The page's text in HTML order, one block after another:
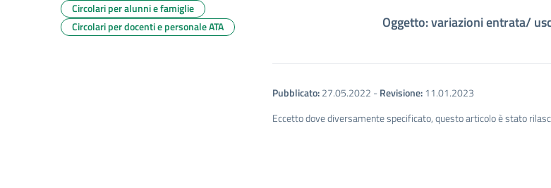
Oggetto: variazioni entrata/
Pubblicato:27.05.2022 -Revisione:11.01.2023
Eccetto dove diversamente specificato, questo articolo è stato
Circolari per alunni e famiglie
Circolari per docenti e personale ATA